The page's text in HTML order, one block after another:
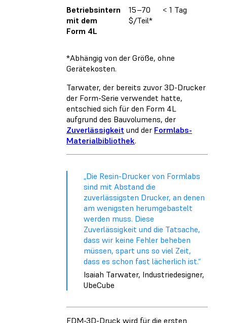
Betriebsintern
mit dem
Form 4L
15–70
$/Teil*
< 1 Tag
*Abhängig von der Größe, ohne
Gerätekosten.
Tarwater, der bereits zuvor 3D-Drucker
der Form-Serie verwendet hatte,
entschied sich für den Form 4L
aufgrund des Bauvolumens, der
Zuverlässigkeit und der Formlabs-
Materialbibliothek.
„Die Resin-Drucker von Formlabs
sind mit Abstand die
zuverlässigsten Drucker, an denen
am wenigsten herumgebastelt
werden muss. Diese
Zuverlässigkeit und die Tatsache,
dass wir keine Fehler beheben
müssen, spart uns so viel Zeit,
dass es schon fast lächerlich ist.“
Isaiah Tarwater, Industriedesigner,
UbeCube
FDM-3D-Druck wird für die ersten